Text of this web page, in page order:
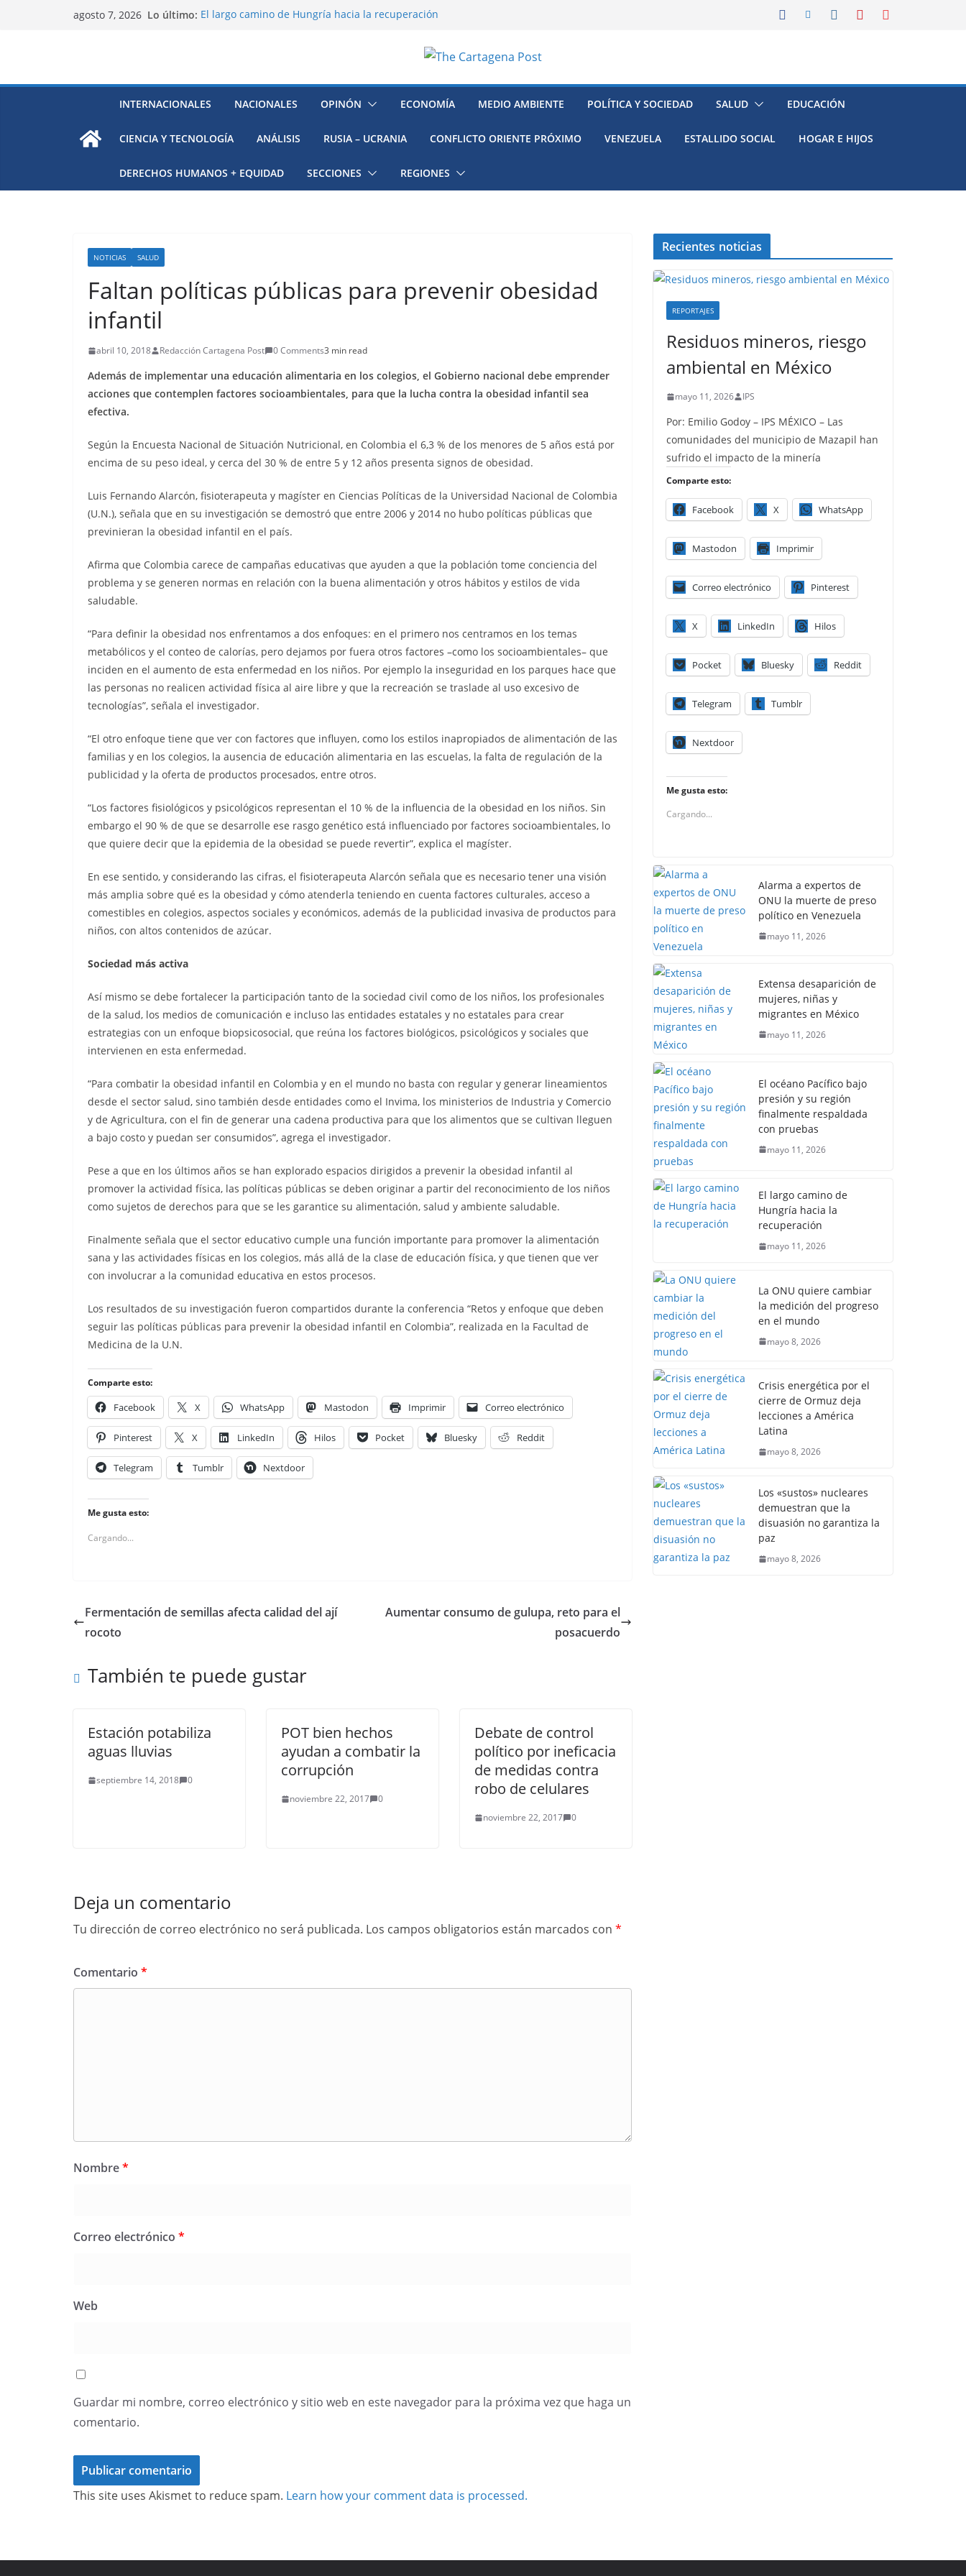
agosto 7, 2026 Lo último: El largo camino de Hungría hacia la recuperación
México
El océano Pacífico bajo presión y su región finalmente
INTERNACIONALES NACIONALES OPINÓN ECONOMÍA MEDIO AMBIENTE POLÍTICA Y SOCIEDAD SALUD EDUCACIÓN
CIENCIA Y TECNOLOGÍA ANÁLISIS RUSIA – UCRANIA CONFLICTO ORIENTE PRÓXIMO VENEZUELA ESTALLIDO SOCIAL HOGAR E HIJOS
DERECHOS HUMANOS + EQUIDAD SECCIONES REGIONES
NOTICIAS SALUD
Faltan políticas públicas para prevenir obesidad
infantil
abril 10, 2018 Redacción Cartagena Post 0 Comments3 min read
Además de implementar una educación alimentaria en los colegios, el Gobierno nacional debe emprender
acciones que contemplen factores socioambientales, para que la lucha contra la obesidad infantil sea
efectiva.
Según la Encuesta Nacional de Situación Nutricional, en Colombia el 6,3 % de los menores de 5 años está por
encima de su peso ideal, y cerca del 30 % de entre 5 y 12 años presenta signos de obesidad.
Luis Fernando Alarcón, fisioterapeuta y magíster en Ciencias Políticas de la Universidad Nacional de Colombia
(U.N.), señala que en su investigación se demostró que entre 2006 y 2014 no hubo políticas públicas que
previnieran la obesidad infantil en el país.
Afirma que Colombia carece de campañas educativas que ayuden a que la población tome conciencia del
problema y se generen normas en relación con la buena alimentación y otros hábitos y estilos de vida
saludable.
“Para definir la obesidad nos enfrentamos a dos enfoques: en el primero nos centramos en los temas
metabólicos y el conteo de calorías, pero dejamos por fuera otros factores –como los socioambientales– que
inciden en el aumento de esta enfermedad en los niños. Por ejemplo la inseguridad en los parques hace que
las personas no realicen actividad física al aire libre y que la recreación se traslade al uso excesivo de
tecnologías”, señala el investigador.
“El otro enfoque tiene que ver con factores que influyen, como los estilos inapropiados de alimentación de las
familias y en los colegios, la ausencia de educación alimentaria en las escuelas, la falta de regulación de la
publicidad y la oferta de productos procesados, entre otros.
“Los factores fisiológicos y psicológicos representan el 10 % de la influencia de la obesidad en los niños. Sin
embargo el 90 % de que se desarrolle ese rasgo genético está influenciado por factores socioambientales, lo
que quiere decir que la epidemia de la obesidad se puede revertir”, explica el magíster.
En ese sentido, y considerando las cifras, el fisioterapeuta Alarcón señala que es necesario tener una visión
más amplia sobre qué es la obesidad y cómo atenderla teniendo en cuenta factores culturales, acceso a
comestibles en colegios, aspectos sociales y económicos, además de la publicidad invasiva de productos para
niños, con altos contenidos de azúcar.
Sociedad más activa
Así mismo se debe fortalecer la participación tanto de la sociedad civil como de los niños, los profesionales
de la salud, los medios de comunicación e incluso las entidades estatales y no estatales para crear
estrategias con un enfoque biopsicosocial, que reúna los factores biológicos, psicológicos y sociales que
intervienen en esta enfermedad.
“Para combatir la obesidad infantil en Colombia y en el mundo no basta con regular y generar lineamientos
desde el sector salud, sino también desde entidades como el Invima, los ministerios de Industria y Comercio
y de Agricultura, con el fin de generar una cadena productiva para que los alimentos que se cultivan lleguen
a bajo costo y puedan ser consumidos”, agrega el investigador.
Pese a que en los últimos años se han explorado espacios dirigidos a prevenir la obesidad infantil al
promover la actividad física, las políticas públicas se deben originar a partir del reconocimiento de los niños
como sujetos de derechos para que se les garantice su alimentación, salud y ambiente saludable.
Finalmente señala que el sector educativo cumple una función importante para promover la alimentación
sana y las actividades físicas en los colegios, más allá de la clase de educación física, y que tienen que ver
con involucrar a la comunidad educativa en estos procesos.
Los resultados de su investigación fueron compartidos durante la conferencia “Retos y enfoque que deben
seguir las políticas públicas para prevenir la obesidad infantil en Colombia”, realizada en la Facultad de
Medicina de la U.N.
Comparte esto:
Facebook X WhatsApp Mastodon Imprimir Correo electrónico
Pinterest X LinkedIn Hilos Pocket Bluesky Reddit
Telegram Tumblr Nextdoor
Me gusta esto:
Cargando...
Fermentación de semillas afecta calidad del ají
rocoto
Aumentar consumo de gulupa, reto para el
posacuerdo
También te puede gustar
Estación potabiliza
aguas lluvias
septiembre 14, 2018 0
POT bien hechos
ayudan a combatir la
corrupción
noviembre 22, 2017 0
Debate de control
político por ineficacia
de medidas contra
robo de celulares
noviembre 22, 2017 0
Deja un comentario
Tu dirección de correo electrónico no será publicada. Los campos obligatorios están marcados con *
Comentario *
Nombre*
Correo electrónico *
Web
Guardar mi nombre, correo electrónico y sitio web en este navegador para la próxima vez que haga un
comentario.
This site uses Akismet to reduce spam. Learn how your comment data is processed.
Recientes noticias
REPORTAJES
Residuos mineros, riesgo
ambiental en México
mayo 11, 2026 IPS
Por: Emilio Godoy – IPS MÉXICO – Las
comunidades del municipio de Mazapil han
sufrido el impacto de la minería
Comparte esto:
Facebook X WhatsApp
Mastodon Imprimir
Correo electrónico Pinterest
X LinkedIn Hilos
Pocket Bluesky Reddit
Telegram Tumblr
Nextdoor
Me gusta esto:
Cargando...
Alarma a expertos de
ONU la muerte de preso
político en Venezuela
mayo 11, 2026
Extensa desaparición de
mujeres, niñas y
migrantes en México
mayo 11, 2026
El océano Pacífico bajo
presión y su región
finalmente respaldada
con pruebas
mayo 11, 2026
El largo camino de
Hungría hacia la
recuperación
mayo 11, 2026
La ONU quiere cambiar
la medición del progreso
en el mundo
mayo 8, 2026
Crisis energética por el
cierre de Ormuz deja
lecciones a América
Latina
mayo 8, 2026
Los «sustos» nucleares
demuestran que la
disuasión no garantiza la
paz
mayo 8, 2026